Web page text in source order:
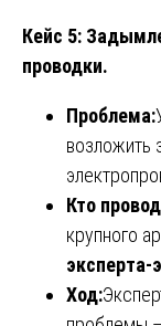
Кейс 5:
проводки.
Проблема:
возложить
Кто
крупного
эксперта-
Ход: